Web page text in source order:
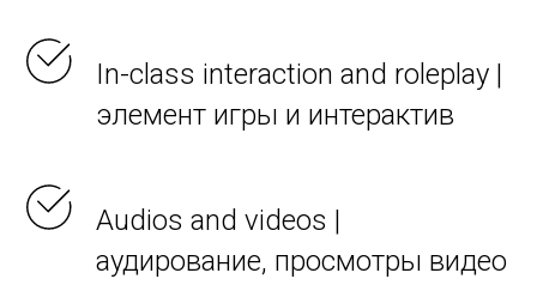
In-class interaction and roleplay |
элемент игры и интерактив
Audios and videos |
аудирование, просмотры видео